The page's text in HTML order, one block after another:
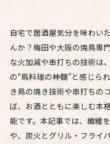
自宅で居酒屋気分を味わい
んか？梅田や大阪の焼鳥専
な火加減や串打ちの技術は
の“鳥料理の神髄”と感じら
き鳥の焼き技術や串打ちの
ば、お酒とともに楽しむ本
能です。本記事では、繊維
や、炭火とグリル・フライ